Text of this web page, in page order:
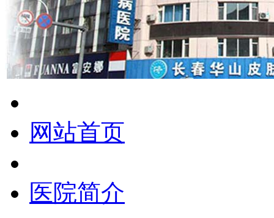
网站首页
医院简介